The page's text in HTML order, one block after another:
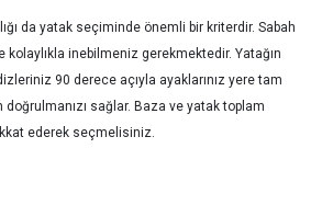
da yatak seçiminde önemli bir kriterdir. Sabah
kolaylıkla inebilmeniz gerekmektedir. Yatağın
90 derece açıyla ayaklarınız yere tam
doğrulmanızı sağlar. Baza ve yatak toplam
ederek seçmelisiniz.